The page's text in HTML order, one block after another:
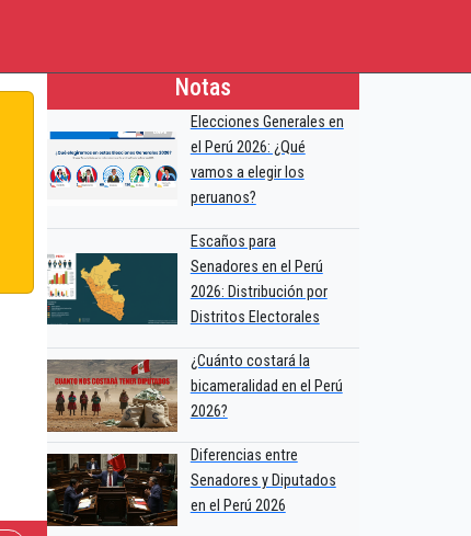
Notas
Elecciones Generales en
el Perú 2026: ¿Qué
vamos a elegir los
peruanos?
Escaños para
Senadores en el Perú
2026: Distribución por
Distritos Electorales
¿Cuánto costará la
bicameralidad en el Perú
2026?
Diferencias entre
Senadores y Diputados
en el Perú 2026